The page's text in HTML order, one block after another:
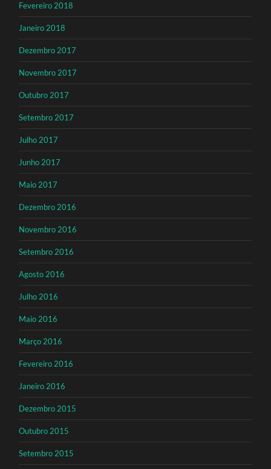
Fevereiro 2018
Janeiro 2018
Dezembro 2017
Novembro 2017
Outubro 2017
Setembro 2017
Julho 2017
Junho 2017
Maio 2017
Dezembro 2016
Novembro 2016
Setembro 2016
Agosto 2016
Julho 2016
Maio 2016
Março 2016
Fevereiro 2016
Janeiro 2016
Dezembro 2015
Outubro 2015
Setembro 2015